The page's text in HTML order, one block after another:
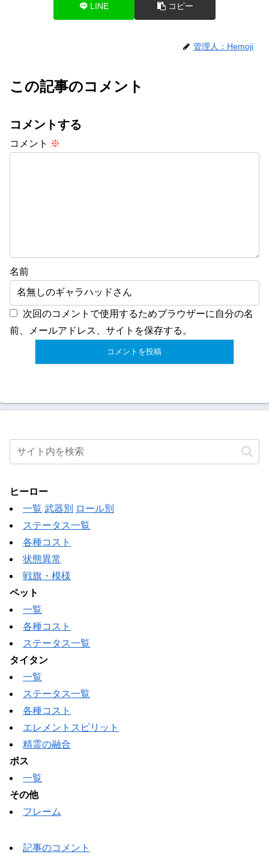
LINE コピー
管理人：Hemoji
この記事のコメント
コメントする
コメント ※
名前
次回のコメントで使用するためブラウザーに自分の名
前、メールアドレス、サイトを保存する。
ヒーロー
一覧 武器別
ロール別
ステータス一覧
各種コスト
状態異常
戦旗・模様
ペット
一覧
各種コスト
ステータス一覧
タイタン
一覧
ステータス一覧
各種コスト
エレメントスピリット
精霊の融合
ボス
一覧
その他
フレーム
記事のコメント